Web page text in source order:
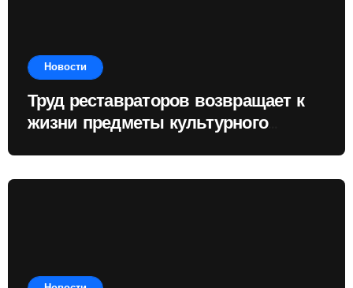
Новости
Труд реставраторов возвращает к
жизни предметы культурного